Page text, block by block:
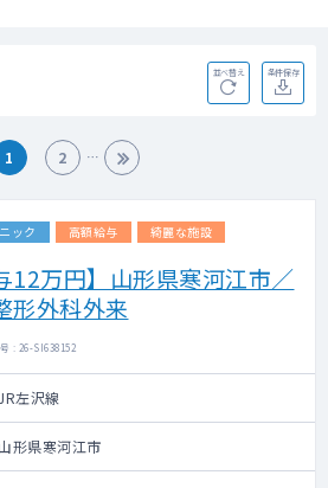
並べ替え 条件保存
1 2
ック 高額給与 綺麗な施設
12万円】山形県寒河江市／
形外科外来
: 26-SI638152
左沢線
形県寒河江市